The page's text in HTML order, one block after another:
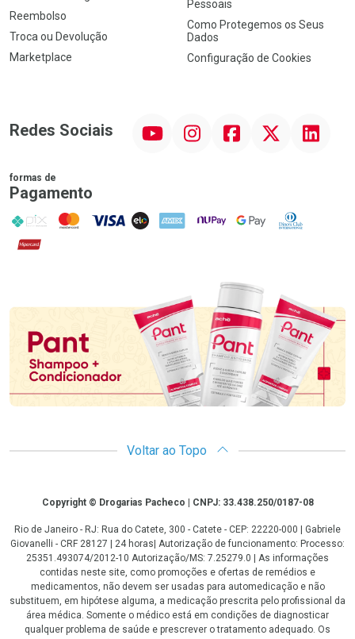
Reembolso
Troca ou Devolução
Marketplace
Pessoais
Como Protegemos os Seus
Dados
Configuração de Cookies
Redes Sociais InstagramFacebookTwitter Linkedin
formas de
Pagamento
PIX MasterCard
VISA ELO AMEX NuPay Google PayDiners Club
Hipercard
Promoção em Destaque
Voltar ao Topo
CopyrightCopyright © Drogarias Pacheco | CNPJ: 33.438.250/0187-08
Rio de Janeiro - RJ: Rua do Catete, 300 - Catete - CEP: 22220-000 | Gabriele
Giovanelli - CRF 28127 | 24 horas| Autorização de funcionamento: Processo:
25351.493074/2012-10 Autorização/MS: 7.25279.0 | As informações
contidas neste site, como promoções e ofertas de remédios e
medicamentos, não devem ser usadas para automedicação e não
substituem, em hipótese alguma, a medicação prescrita pelo profissional da
área médica. Somente o médico está em condições de diagnosticar
qualquer problema de saúde e prescrever o tratamento adequado. Os